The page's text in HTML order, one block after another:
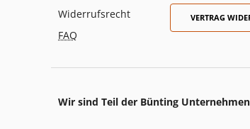
Widerrufsrecht
FAQ
VERTRAG
Wir sind Teil der Bünting